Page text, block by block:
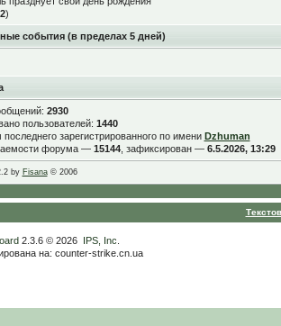
)
события (в пределах 5 дней)
2930
пользователей: 1440
зарегистрированного по имени Dzhuman
форума — 15144, зафиксирован — 6.5.2026, 13:29
by Fisana© 2006
2.3.6 © 2026 IPS, Inc
на: counter-strike.cn.ua